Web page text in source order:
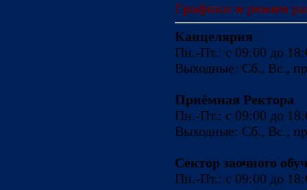
Графики и режим
Канцелярия
Пн.-Пт.: с 09:00 до
Выходные: Сб., Вс.,
Приёмная Ректора
Пн.-Пт.: с 09:00 до
Выходные: Сб., Вс.,
Сектор заочного
Пн.-Пт.: с 09:00 до